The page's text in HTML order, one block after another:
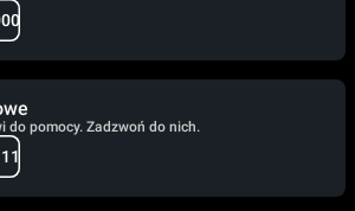
do pomocy. Zadzwoń do nich.